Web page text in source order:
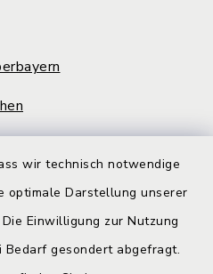
wir technisch notwendige
optimale Darstellung unserer
Einwilligung zur Nutzung
gesondert abgefragt.